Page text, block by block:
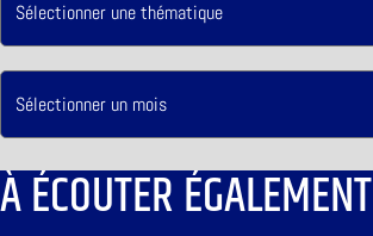
À ÉCOUTER ÉGALEMENT